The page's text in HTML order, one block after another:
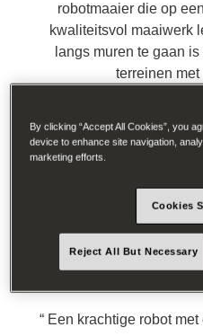
robotmaaier die op
kwaliteitsvol maaiwerk
langs muren te gaan
terreinen
Lees
Een krachtige robot met
By clicking “Accept All Cookies”, you
device to enhance site navigation,
marketing efforts.
Cookies
Reject All But Necessary